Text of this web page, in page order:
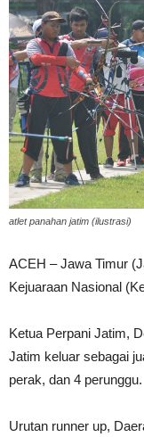
atlet panahan jatim (ilustrasi)
ACEH – Jawa Timur
Kejuaraan Nasional
Ketua Perpani Jatim,
Jatim keluar sebagai
perak, dan 4 perunggu.
Urutan runner up,